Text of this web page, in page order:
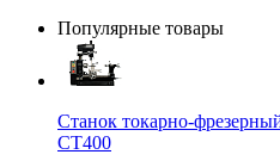
Популярные товары
Станок токарно-
CT400